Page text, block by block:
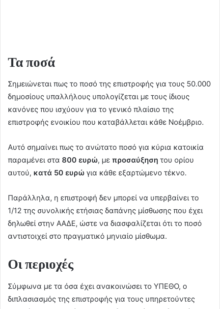
Τα ποσά
Σημειώνεται πως το ποσό της επιστροφής για τους 50.000
δημοσίους υπαλλήλους υπολογίζεται με τους ίδιους
κανόνες που ισχύουν για το γενικό πλαίσιο της
επιστροφής ενοικίου που καταβάλλεται κάθε Νοέμβριο.
Αυτό σημαίνει πως το ανώτατο ποσό για κύρια κατοικία
παραμένει στα 800 ευρώ, με προσαύξηση του ορίου
αυτού, κατά 50 ευρώ για κάθε εξαρτώμενο τέκνο.
Παράλληλα, η επιστροφή δεν μπορεί να υπερβαίνει το
1/12 της συνολικής ετήσιας δαπάνης μίσθωσης που έχει
δηλωθεί στην ΑΑΔΕ, ώστε να διασφαλίζεται ότι το ποσό
αντιστοιχεί στο πραγματικό μηνιαίο μίσθωμα.
Οι περιοχές
Σύμφωνα με τα όσα έχει ανακοινώσει το ΥΠΕΘΟ, ο
διπλασιασμός της επιστροφής για τους υπηρετούντες